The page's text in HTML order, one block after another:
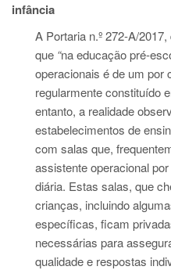
infância
A Portaria n.º 272-A/
que “na educação pré-
operacionais é de um por
regularmente constituído
entanto, a realidade
estabelecimentos de
com salas que,
assistente operacional
diária. Estas salas, que
crianças, incluindo
específicas, ficam
necessárias para
qualidade e respostas